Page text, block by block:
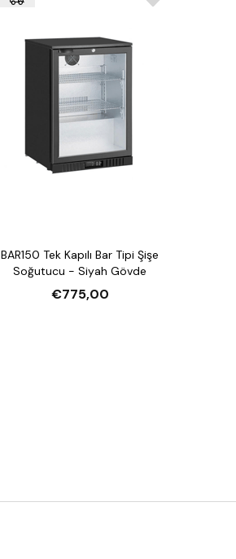
BAR150 Tek Kapılı Bar Tipi Şişe
Soğutucu - Siyah Gövde
€775,00